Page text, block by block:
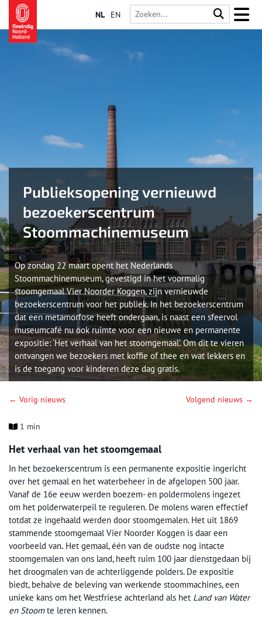
NL EN
Publieksopening vernieuwd
bezoekerscentrum
Stoommachinemuseum
Op zondag 22 maart opent het Nederlands
Stoommachinemuseum, gevestigd in het voormalig
stoomgemaal Vier Noorder Koggen, zijn vernieuwde
bezoekerscentrum voor het publiek. In het bezoekerscentrum
dat een metamorfose heeft ondergaan, is naast een sfeervol
museumcafé nu ook ruimte voor een nieuwe en permanente
expositie: ‘Het verhaal van het stoomgemaal’. Om dit te vieren
ontvangen we bezoekers met koffie of thee en wat lekkers en
is de toegang voor kinderen deze dag gratis.
← Vorig nieuws Volgend nieuws →
1 min
Het verhaal van het stoomgemaal
In het bezoekerscentrum is een permanente expositie ingericht
over het gemaal en het waterbeheer in de afgelopen 500 jaar.
Vanaf de 16e eeuw werden boezem- en poldermolens ingezet
om het polderwaterpeil te reguleren. De molens waren effectief
totdat ze ingehaald werden door stoomgemalen. Het uit 1869
stammende stoomgemaal Vier Noorder Koggen is daar een
voorbeeld van. Het gemaal, één van de oudste nog intacte
stoomgemalen van ons land, heeft ruim 100 jaar dienstgedaan bij
het droogmalen van de achterliggende polders. De expositie
biedt, behalve de beleving van werkende stoommachines, een
unieke kans om het Westfriese achterland als het Land van Water
en Stoomte leren kennen.